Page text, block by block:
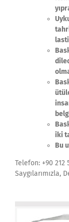
iki
Bu
Telefon: +90 212
Saygılarımızla,